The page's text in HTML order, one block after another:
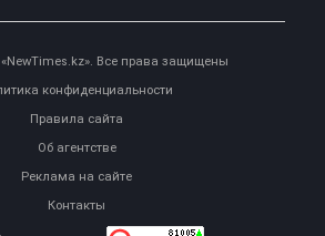
«NewTimes.kz». Все права защищены
конфиденциальности
Правила сайта
Об агентстве
Реклама на сайте
Контакты